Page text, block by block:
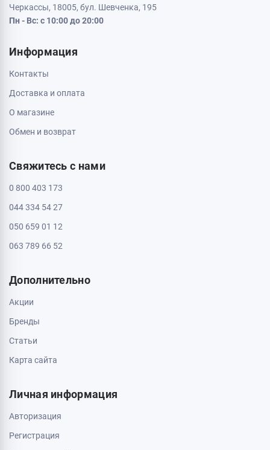
Черкассы, 18005, бул. Шевченка, 195
Пн - Вс: с 10:00 до 20:00
Информация
Контакты
Доставка и оплата
О магазине
Обмен и возврат
Свяжитесь с нами
0 800 403 173
044 334 54 27
050 659 01 12
063 789 66 52
Дополнительно
Акции
Бренды
Статьи
Карта сайта
Личная информация
Авторизация
Регистрация